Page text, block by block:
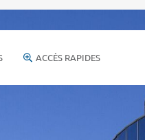
ACCÈS RAPIDES